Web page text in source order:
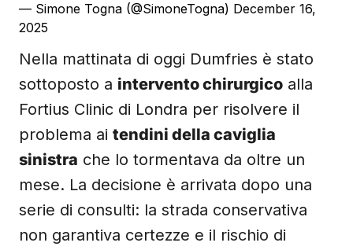
— Simone Togna (@SimoneTogna) December 16,
2025
Nella mattinata di oggi Dumfries è stato
sottoposto a intervento chirurgico alla
Fortius Clinic di Londra per risolvere il
problema ai tendini della caviglia
sinistra che lo tormentava da oltre un
mese. La decisione è arrivata dopo una
serie di consulti: la strada conservativa
non garantiva certezze e il rischio di